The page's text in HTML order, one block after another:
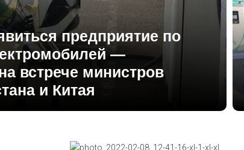
предприятие по
—
встрече министров
и Китая